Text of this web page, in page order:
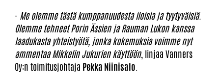
- Me olemme tästä kumppanuudesta iloisia ja tyytyväisiä.
Olemme tehneet Porin Ässien ja Rauman Lukon kanssa
laadukasta yhteistyötä, jonka kokemuksia voimme nyt
ammentaa Mikkelin Jukurien käyttöön, linjaa Vanners
Oy:n toimitusjohtaja Pekka Niinisalo